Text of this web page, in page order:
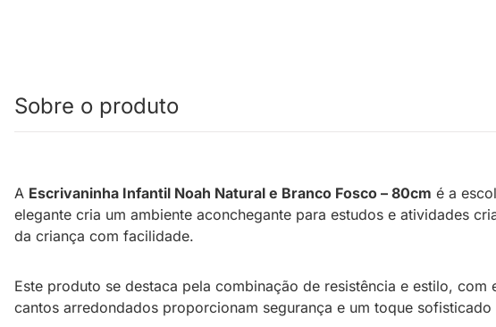
Sobre o produto
A Escrivaninha Infantil Noah Natural e Branco Fosco – 80cm é a
elegante cria um ambiente aconchegante para estudos e atividades
da criança com facilidade.
Este produto se destaca pela combinação de resistência e estilo,
cantos arredondados proporcionam segurança e um toque sofisticado